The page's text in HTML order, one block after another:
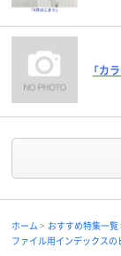
「カ
ホーム おすすめ特集一覧
ファイル用インデックス